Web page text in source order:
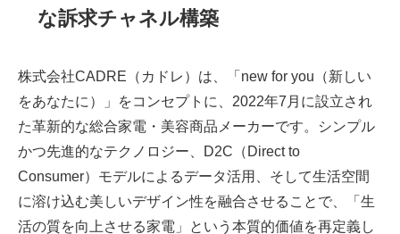
な訴求チャネル構築
株式会社CADRE（カドレ）は、「new for you（新しい
をあなたに）」をコンセプトに、2022年7月に設立され
た革新的な総合家電・美容商品メーカーです。シンプル
かつ先進的なテクノロジー、D2C（Direct to
Consumer）モデルによるデータ活用、そして生活空間
に溶け込む美しいデザイン性を融合させることで、「生
活の質を向上させる家電」という本質的価値を再定義し